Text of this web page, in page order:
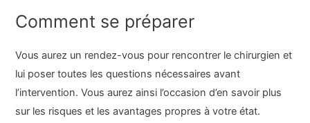
Comment se préparer
Vous aurez un rendez-vous pour rencontrer le chirurgien et
lui poser toutes les questions nécessaires avant
l’intervention. Vous aurez ainsi l’occasion d’en savoir plus
sur les risques et les avantages propres à votre état.